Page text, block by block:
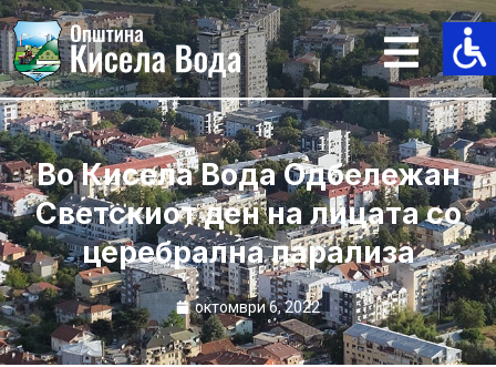
Skip
to
content
Во Кисела Вода Одбележан
Светскиот ден на лицата со
церебрална парализа
октомври 6, 2022